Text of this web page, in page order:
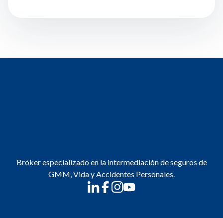
Bróker especializado en la intermediación de seguros de
GMM, Vida y Accidentes Personales.